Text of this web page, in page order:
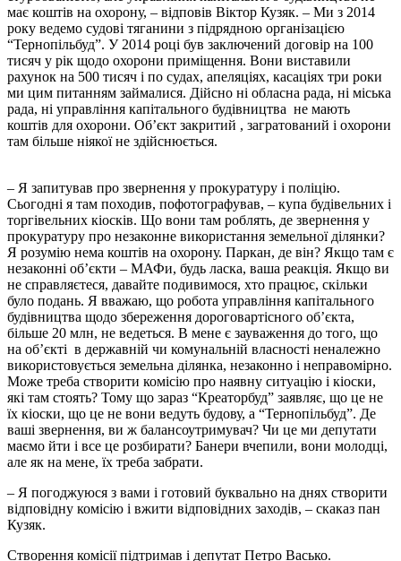
має коштів на охорону, – відповів Віктор Кузяк. – Ми з 2014
року ведемо судові тяганини з підрядною організацією
“Тернопільбуд”. У 2014 році був заключений договір на 100
тисяч у рік щодо охорони приміщення. Вони виставили
рахунок на 500 тисяч і по судах, апеляціях, касаціях три роки
ми цим питанням займалися. Дійсно ні обласна рада, ні міська
рада, ні управління капітального будівництва не мають
коштів для охорони. Об’єкт закритий , загратований і охорони
там більше ніякої не здійснюється.
– Я запитував про звернення у прокуратуру і поліцію.
Сьогодні я там походив, пофотографував, – купа будівельних і
торгівельних кіосків. Що вони там роблять, де звернення у
прокуратуру про незаконне використання земельної ділянки?
Я розумію нема коштів на охорону. Паркан, де він? Якщо там є
незаконні об’єкти – МАФи, будь ласка, ваша реакція. Якщо ви
не справляєтеся, давайте подивимося, хто працює, скільки
було подань. Я вважаю, що робота управління капітального
будівництва щодо збереження дороговартісного об’єкта,
більше 20 млн, не ведеться. В мене є зауваження до того, що
на об’єкті в державній чи комунальній власності неналежно
використовується земельна ділянка, незаконно і неправомірно.
Може треба створити комісію про наявну ситуацію і кіоски,
які там стоять? Тому що зараз “Креаторбуд” заявляє, що це не
їх кіоски, що це не вони ведуть будову, а “Тернопільбуд”. Де
ваші звернення, ви ж балансоутримувач? Чи це ми депутати
маємо йти і все це розбирати? Банери вчепили, вони молодці,
але як на мене, їх треба забрати.
– Я погоджуюся з вами і готовий буквально на днях створити
відповідну комісію і вжити відповідних заходів, – скаказ пан
Кузяк.
Створення комісії підтримав і депутат Петро Васько.